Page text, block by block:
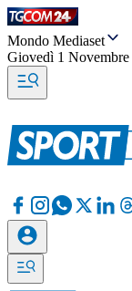
Mondo Mediaset
Giovedì 1 Novembre